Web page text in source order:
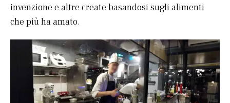
invenzione e altre create basandosi sugli alimenti
che più ha amato.